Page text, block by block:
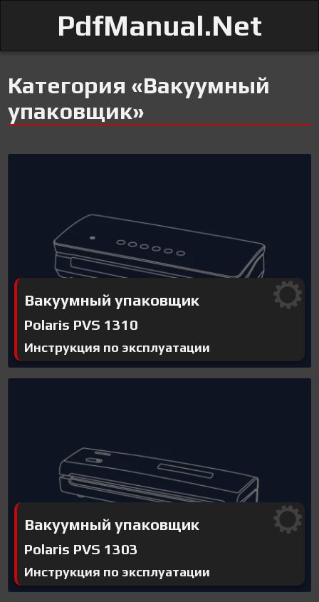
PdfManual.Net
Категория «Вакуумный
упаковщик»
Вакуумный упаковщик
Polaris PVS 1310
Инструкция по эксплуатации
Вакуумный упаковщик
Polaris PVS 1303
Инструкция по эксплуатации